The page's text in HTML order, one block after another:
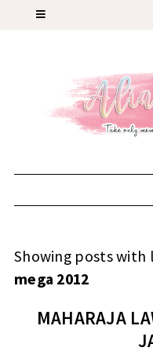
Showing posts with
mega 2012
MAHARAJA